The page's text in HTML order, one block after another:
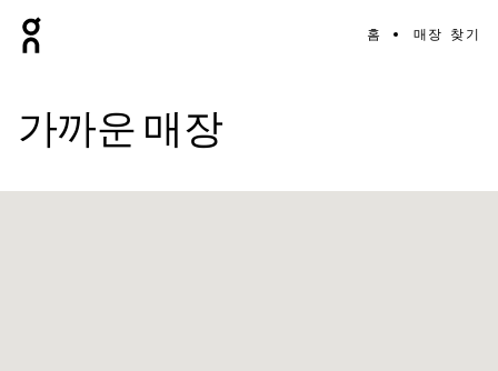
홈 매장 찾기
가까운 매장